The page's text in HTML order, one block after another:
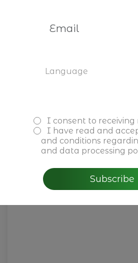
09 de fevereiro de 2026
Language
I consent to
I have read and
and conditions
and data processing
Subscribe